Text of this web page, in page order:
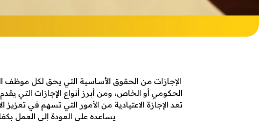
نالإجازات من الحقوق الأساسية التي يحق لكل موظف
الحكومي أو الخاص، ومن أبرز أنواع الإجازات التي
تعد الإجازة الاعتيادية من الأمور التي تسهم في
يساعده على العودة إلى العمل